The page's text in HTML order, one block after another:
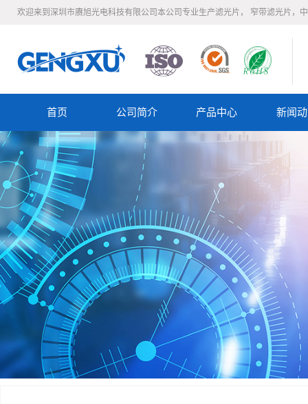
欢迎来到深圳市赓旭光电科技有限公司本公司专业生产滤光片， 窄带滤光片，
首页 公司简介 产品中心 新闻